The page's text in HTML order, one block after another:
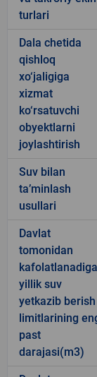
turlari
Dala chetida
qishloq
xo‘jaligiga
xizmat
ko‘rsatuvchi
obyektlarni
joylashtirish
Suv bilan
ta’minlash
usullari
Davlat
tomonidan
yillik suv
yetkazib berish
limitlarining
past
darajasi(m3)